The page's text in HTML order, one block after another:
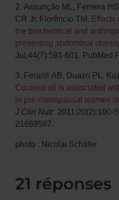
2. Assunção ML, Ferreira
CR Jr, Florêncio TM. Effects
the biochemical and
presenting abdominal
Jul;44(7):593-601. PubMed
3. Feranil AB, Duazo PL,
Coconut oil is associated
in pre-menopausal women
J Clin Nutr. 2011;20(2):190-
21669587.
photo : Nicolai Schäfer
21 réponses